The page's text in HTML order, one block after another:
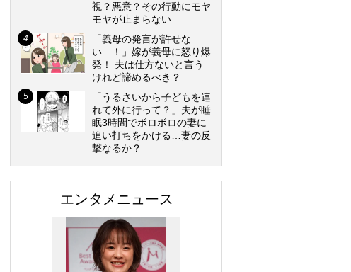
視？悪意？その行動にモヤ
モヤが止まらない
「義母の発言が許せな
い…！」嫁が義母に怒り爆
発！ 夫は仕方ないと言う
けれど諦めるべき？
「うるさいから子どもを連
れて外に行って？」夫が睡
眠3時間でボロボロの妻に
追い打ちをかける…妻の反
撃なるか？
エンタメニュース